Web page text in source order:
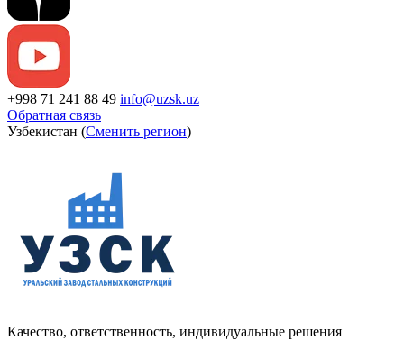
+998 71 241 88 49 info@uzsk.uz
Обратная связь
Узбекистан (Сменить регион)
Качество, ответственность, индивидуальные решения